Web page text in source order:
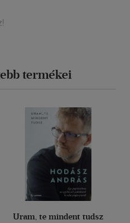
termékei
Uram, te mindent tudsz